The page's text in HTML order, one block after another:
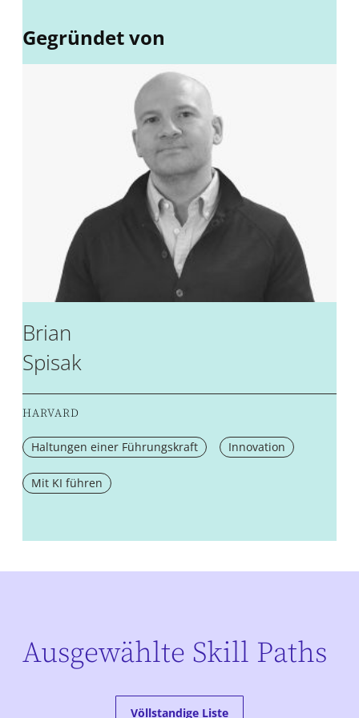
Gegründet von
Brian
Spisak
HARVARD
Haltungen einer Führungskraft Innovation
Mit KI führen
Ausgewählte Skill Paths
Völlstandige Liste